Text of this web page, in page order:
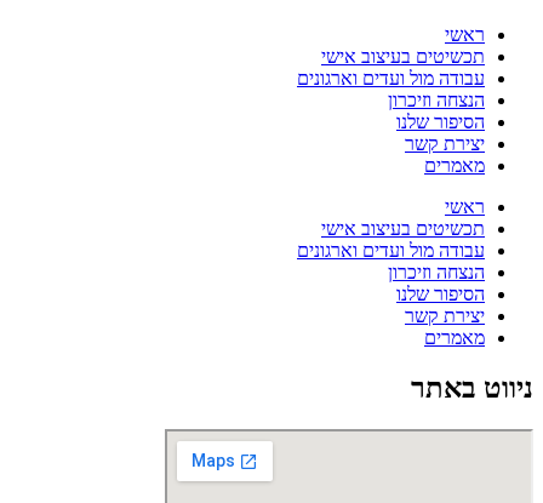
ראשי
תכשיטים בעיצוב אישי
עבודה מול ועדים וארגונים
הנצחה וזיכרון
הסיפור שלנו
יצירת קשר
מאמרים
ראשי
תכשיטים בעיצוב אישי
עבודה מול ועדים וארגונים
הנצחה וזיכרון
הסיפור שלנו
יצירת קשר
מאמרים
ניווט באתר